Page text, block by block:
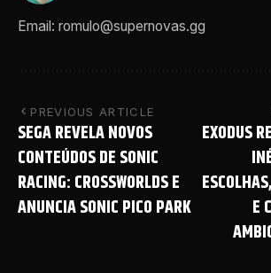
Email: romulo@supernovas.gg
PREVIOUS ARTICLE
SEGA REVELA NOVOS
CONTEÚDOS DE SONIC
RACING: CROSSWORLDS E
ANUNCIA SONIC PICO PARK
EXODUS
E